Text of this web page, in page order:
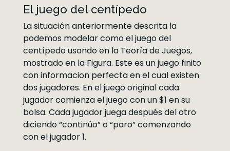
El juego del centípedo
La situación anteriormente descrita la
podemos modelar como el juego del
centípedo usando en la Teoría de Juegos,
mostrado en la Figura. Este es un juego finito
con informacion perfecta en el cual existen
dos jugadores. En el juego original cada
jugador comienza el juego con un $1 en su
bolsa. Cada jugador juega después del otro
diciendo “continúo” o “paro” comenzando
con el jugador 1.